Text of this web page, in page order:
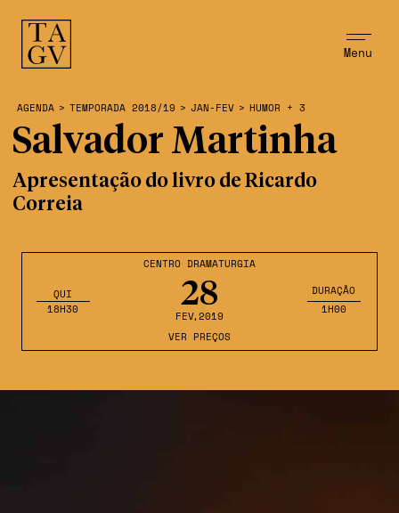
Menu
CENTRO DRAMATURGIA
28
FEV,2019
QUI
18H30
DURAÇÃO
1H00
VER PREÇOS
AGENDA > TEMPORADA 2018/19 > JAN-FEV > HUMOR + 3
Salvador Martinha
Apresentação do livro de Ricardo
Correia